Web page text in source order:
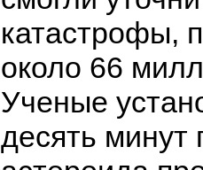
катастрофы,
около 66
Ученые
десять минут